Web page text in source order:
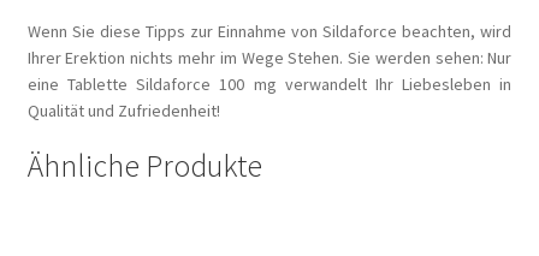
Wenn Sie diese Tipps zur Einnahme von Sildaforce beachten, wird
Ihrer Erektion nichts mehr im Wege Stehen. Sie werden sehen: Nur
eine TabletteSildaforce 100 mg verwandelt Ihr Liebesleben in
Qualität und Zufriedenheit!
Ähnliche Produkte